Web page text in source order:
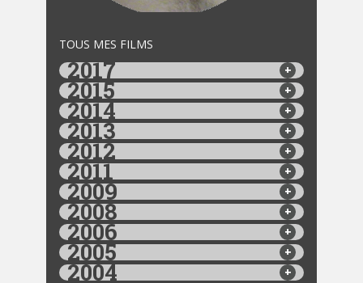
TOUS MES FILMS
2017
2015
2014
2013
2012
2011
2009
2008
2006
2005
2004